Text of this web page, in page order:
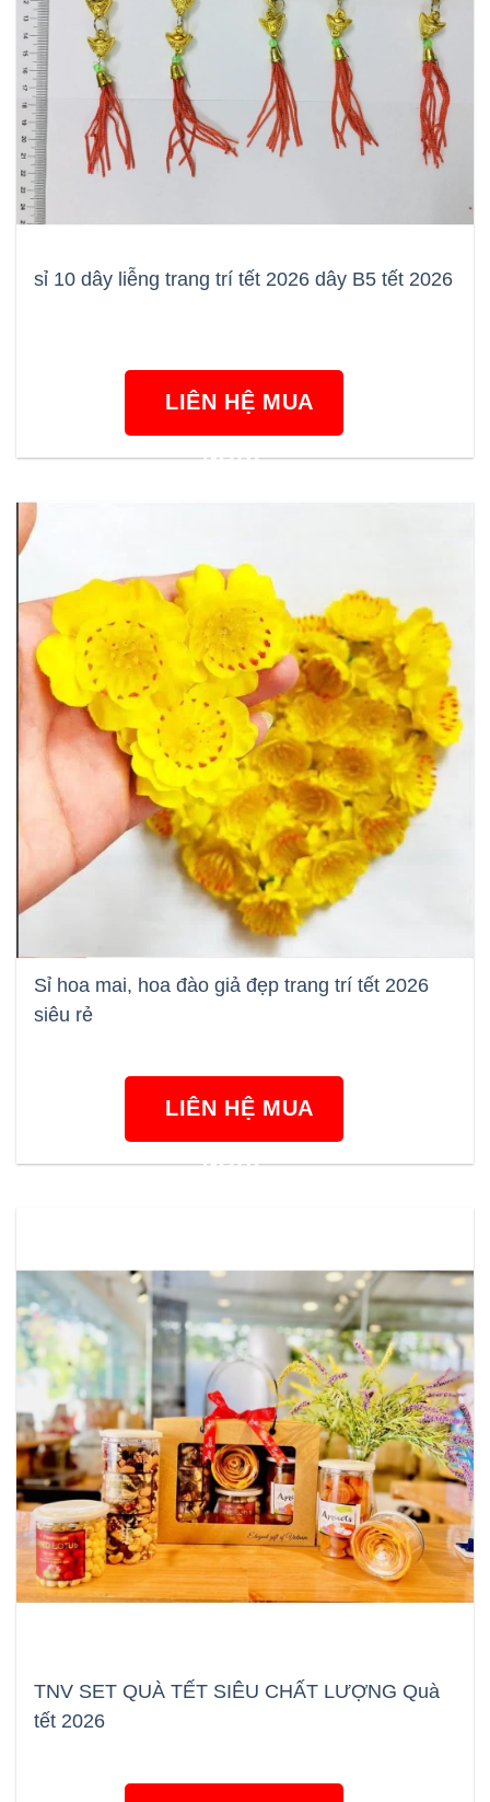
sỉ 10 dây liễng trang trí tết 2026 dây B5 tết 2026
LIÊN HỆ MUA
NGAY
Sỉ hoa mai, hoa đào giả đẹp trang trí tết 2026
siêu rẻ
LIÊN HỆ MUA
NGAY
TNV SET QUÀ TẾT SIÊU CHẤT LƯỢNG Quà
tết 2026